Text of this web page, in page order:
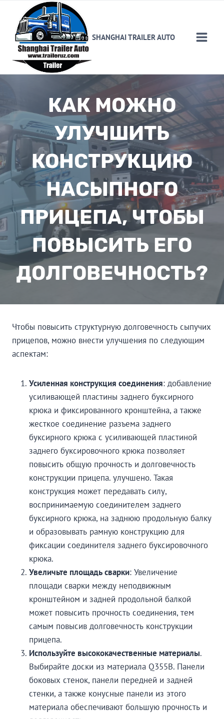
content
SHANGHAI TRAILER AUTO
КАК МОЖНО
УЛУЧШИТЬ
КОНСТРУКЦИЮ
НАСЫПНОГО
ПРИЦЕПА, ЧТОБЫ
ПОВЫСИТЬ ЕГО
ДОЛГОВЕЧНОСТЬ?
Чтобы повысить структурную долговечность сыпучих
прицепов, можно внести улучшения по следующим
аспектам:
Усиленная конструкция соединения: добавление
усиливающей пластины заднего буксирного
крюка и фиксированного кронштейна, а также
жесткое соединение разъема заднего
буксирного крюка с усиливающей пластиной
заднего буксировочного крюка позволяет
повысить общую прочность и долговечность
конструкции прицепа. улучшено. Такая
конструкция может передавать силу,
воспринимаемую соединителем заднего
буксирного крюка, на заднюю продольную балку
и образовывать рамную конструкцию для
фиксации соединителя заднего буксировочного
крюка.
Увеличьте площадь сварки: Увеличение
площади сварки между неподвижным
кронштейном и задней продольной балкой
может повысить прочность соединения, тем
самым повысив долговечность конструкции
прицепа.
Используйте высококачественные материалы.
Выбирайте доски из материала Q355B. Панели
боковых стенок, панели передней и задней
стенки, а также конусные панели из этого
материала обеспечивают большую прочность и